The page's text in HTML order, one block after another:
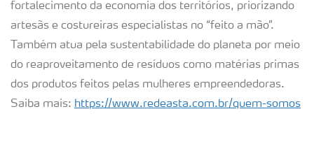
fortalecimento da economia dos territórios, priorizando
artesãs e costureiras especialistas no “feito a mão”.
Também atua pela sustentabilidade do planeta por meio
do reaproveitamento de resíduos como matérias primas
dos produtos feitos pelas mulheres empreendedoras.
Saiba mais: https://www.redeasta.com.br/quem-somos